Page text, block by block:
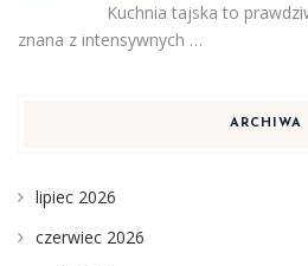
Kuchnia tajska to
znana z intensywnych …
ARCHIWA
lipiec 2026
czerwiec 2026